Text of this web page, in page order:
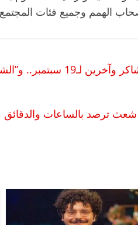
الهمم وجميع فئات
تأجيل تجديد حبس عمرو إمام
ترصد بالساعات